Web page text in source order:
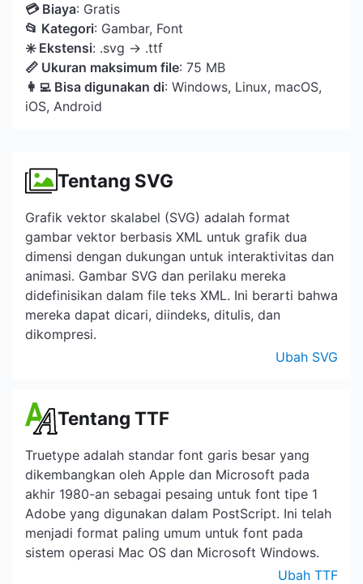
💳 Biaya: Gratis
📂 Kategori: Gambar, Font
️✳️ Ekstensi: .svg → .ttf
📏 Ukuran maksimum file: 75 MB
👩‍💻 Bisa digunakan di: Windows, Linux, macOS,
iOS, Android
Tentang SVG
Grafik vektor skalabel (SVG) adalah format
gambar vektor berbasis XML untuk grafik dua
dimensi dengan dukungan untuk interaktivitas dan
animasi. Gambar SVG dan perilaku mereka
didefinisikan dalam file teks XML. Ini berarti bahwa
mereka dapat dicari, diindeks, ditulis, dan
dikompresi.
Ubah SVG
Tentang TTF
Truetype adalah standar font garis besar yang
dikembangkan oleh Apple dan Microsoft pada
akhir 1980-an sebagai pesaing untuk font tipe 1
Adobe yang digunakan dalam PostScript. Ini telah
menjadi format paling umum untuk font pada
sistem operasi Mac OS dan Microsoft Windows.
Ubah TTF